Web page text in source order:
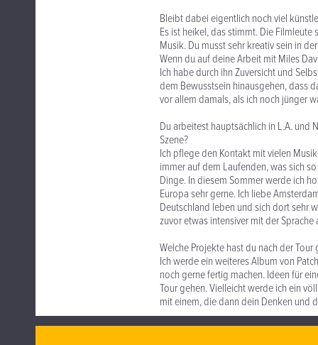
Bleibt dabei eigentlich noch viel
Es ist heikel, das stimmt. Die
Musik. Du musst sehr kreativ sein in
Wenn du auf deine Arbeit mit Miles
Ich habe durch ihn Zuversicht und
dem Bewusstsein hinausgehen, dass
vor allem damals, als ich noch jünger
Du arbeitest hauptsächlich in L.A. und
Szene?
Ich pflege den Kontakt mit vielen
immer auf dem Laufenden, was sich
Dinge. In diesem Sommer werde ich
Europa sehr gerne. Ich liebe
Deutschland leben und sich dort sehr
zuvor etwas intensiver mit der Sprache
Welche Projekte hast du nach der Tour
Ich werde ein weiteres Album von
noch gerne fertig machen. Ideen für
Tour gehen. Vielleicht werde ich ein
mit einem, die dann dein Denken und